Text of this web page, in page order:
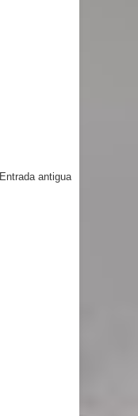
Entrada antigua